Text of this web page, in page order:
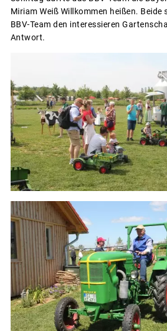
Miriam Weiß Willkommen heißen. Beide
BBV-Team den interessieren
Antwort.